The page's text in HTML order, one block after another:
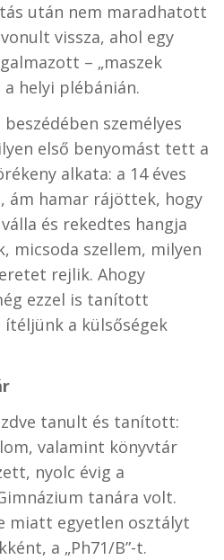
után nem maradhatott
vissza, ahol egy
– „maszek
helyi plébánián.
személyes
első benyomást tett a
alkata: a 14 éves
ám hamar rájöttek, hogy
és rekedtes hangja
micsoda szellem, milyen
rejlik. Ahogy
ezzel is tanított
a külsőségek
tanult és tanított:
valamint könyvtár
nyolc évig a
tanára volt.
miatt egyetlen osztályt
a „Ph71/B”-t.